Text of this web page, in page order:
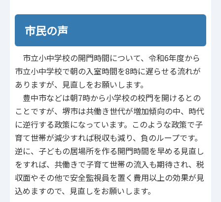
市民の声
市立小中学校の開門時間について、令和6年度から
市立小中学校で朝の入室時間を8時に遅らせる流れが
ありますが、見直しをお願いします。
豊中市などは朝7時から小学校の校門を開けるとの
ことですが、堺市は共働き世代が増加傾向の中、時代
に逆行する政策になっています。このような政策で子
育て世帯が減少すれば税収も減り、負のループです。
逆に、子どもの居場所を作る開門時間を早める見直し
をすれば、共働きで子育て世帯の流入も期待され、税
収面やその他で安全監視員を置く費用以上の効果が見
込めますので、見直しをお願いします。